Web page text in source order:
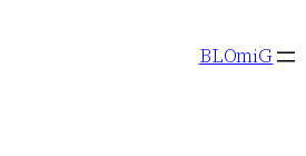
BLOmiG